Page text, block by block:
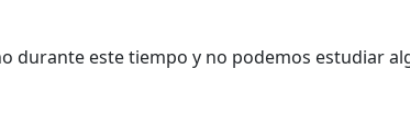
durante este tiempo y no podemos estudiar